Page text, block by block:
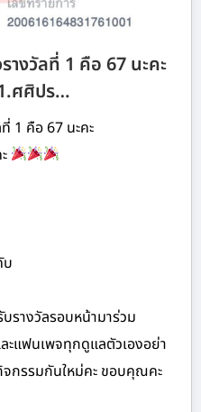
างวัลที่ 1 คือ 67 นะคะ
ศศิปร…
1 คือ 67 นะคะ
บ
รางวัลรอบหน้ามาร่วม
ะแฟนเพจทุกดูแลตัวเองอย่า
จกรรมกันใหม่คะ ขอบคุณคะ